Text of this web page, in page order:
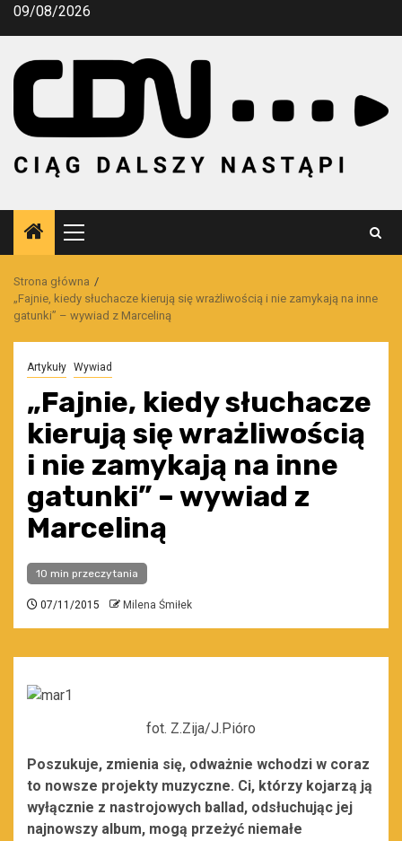
Przejdź
09/08/2026
Menu
główne
Strona główna
„Fajnie, kiedy słuchacze kierują się wrażliwością i nie zamykają na inne
gatunki” – wywiad z Marceliną
Artykuły Wywiad
„Fajnie, kiedy słuchacze
kierują się wrażliwością
i nie zamykają na inne
gatunki” – wywiad z
Marceliną
10 min przeczytania
07/11/2015 Milena Śmiłek
fot. Z.Zija/J.Pióro
Poszukuje, zmienia się, odważnie wchodzi w coraz
to nowsze projekty muzyczne. Ci, którzy kojarzą ją
wyłącznie z nastrojowych ballad, odsłuchując jej
najnowszy album, mogą przeżyć niemałe